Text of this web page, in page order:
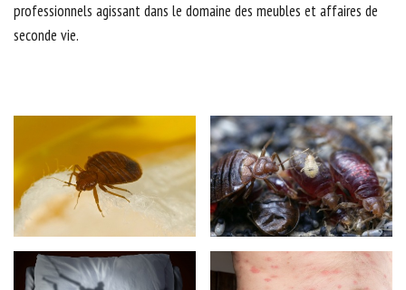
professionnels agissant dans le domaine des meubles et affaires de
seconde vie.